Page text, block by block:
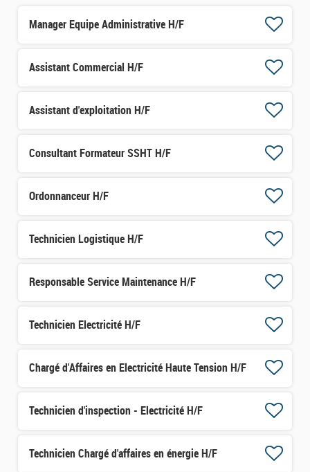
Manager Equipe Administrative H/F
Assistant Commercial H/F
Assistant d'exploitation H/F
Consultant Formateur SSHT H/F
Ordonnanceur H/F
Technicien Logistique H/F
Responsable Service Maintenance H/F
Technicien Electricité H/F
Chargé d'Affaires en Electricité Haute Tension H/F
Technicien d'inspection - Electricité H/F
Technicien Chargé d'affaires en énergie H/F